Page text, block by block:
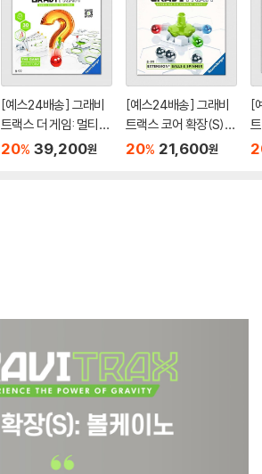
[예스24배송] 그래비
트랙스 더 게임: 멀티폼
/ 보드게임
20% 39,200원
[예스24배송] 그래비
트랙스 코어 확장(S):
볼&스피너 / 마블런[8
20% 21,600원
[